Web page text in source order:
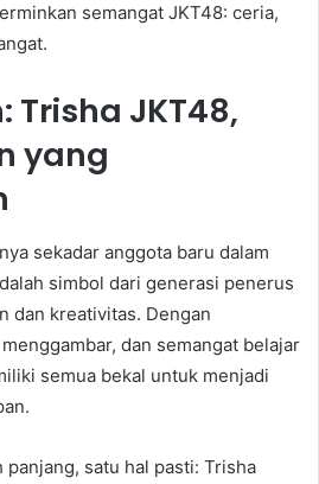
semangat JKT48: ceria,
Trisha JKT48,
yang
sekadar anggota baru dalam
simbol dari generasi penerus
dan kreativitas. Dengan
dan semangat belajar
semua bekal untuk menjadi
satu hal pasti: Trisha